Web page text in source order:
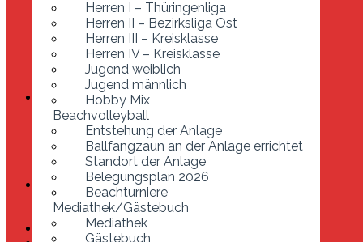
Herren I – Thüringenliga
Herren II – Bezirksliga Ost
Herren III – Kreisklasse
Herren IV – Kreisklasse
Jugend weiblich
Jugend männlich
Hobby Mix
Beachvolleyball
Entstehung der Anlage
Ballfangzaun an der Anlage errichtet
Standort der Anlage
Belegungsplan 2026
Beachturniere
Mediathek/Gästebuch
Mediathek
Gästebuch
Herren II – Bezirksliga Ost
Herren III – Kreisklasse
Herren IV – Kreisklasse
Jugend weiblich
Jugend männlich
Hobby Mix
Beachvolleyball
Entstehung der Anlage
Ballfangzaun an der Anlage errichtet
Standort der Anlage
Belegungsplan 2026
Beachturniere
Mediathek/Gästebuch
Mediathek
Gästebuch
News/Berichte